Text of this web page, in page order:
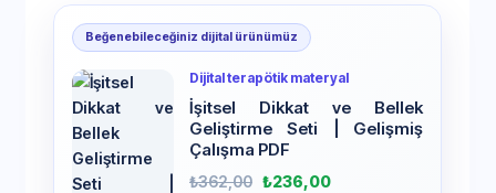
Beğenebileceğiniz dijital ürünümüz
Dijital terapötik materyal
İşitsel Dikkat ve Bellek
Geliştirme Seti | Gelişmiş
Çalışma PDF
₺362,00 ₺236,00